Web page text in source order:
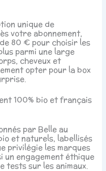
unique de
votre abonnement,
80 € pour choisir les
parmi une large
cheveux et
opter pour la box
100% bio et français
par Belle au
et naturels, labellisés
privilégie les marques
engagement éthique
tests sur les animaux.